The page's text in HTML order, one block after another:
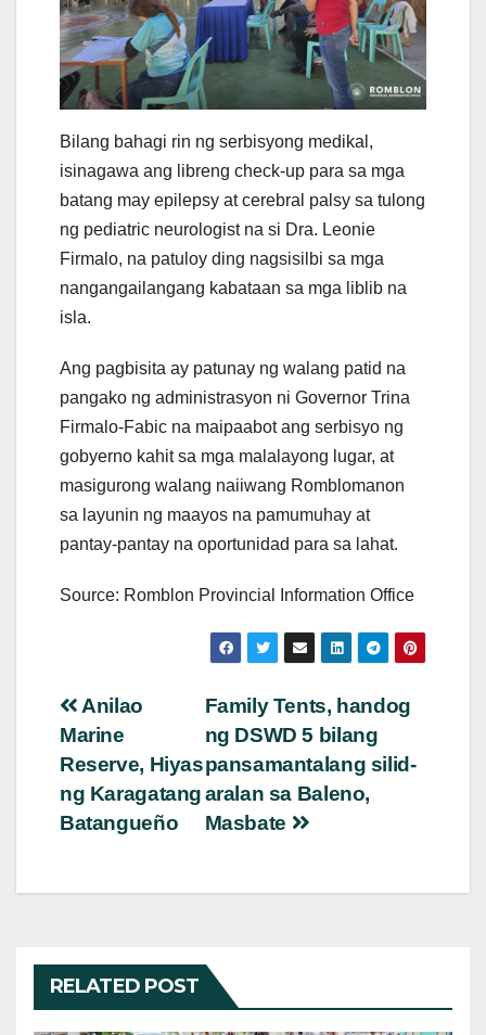
Bilang bahagi rin ng serbisyong medikal,
isinagawa ang libreng check-up para sa mga
batang may epilepsy at cerebral palsy sa tulong
ng pediatric neurologist na si Dra. Leonie
Firmalo, na patuloy ding nagsisilbi sa mga
nangangailangang kabataan sa mga liblib na
isla.
Ang pagbisita ay patunay ng walang patid na
pangako ng administrasyon ni Governor Trina
Firmalo-Fabic na maipaabot ang serbisyo ng
gobyerno kahit sa mga malalayong lugar, at
masigurong walang naiiwang Romblomanon
sa layunin ng maayos na pamumuhay at
pantay-pantay na oportunidad para sa lahat.
Source: Romblon Provincial Information Office
Post
navigation
Family Tents, handog
ng DSWD 5 bilang
pansamantalang silid-
aralan sa Baleno,
Masbate
Anilao
Marine
Reserve, Hiyas
ng Karagatang
Batangueño
RELATED POST